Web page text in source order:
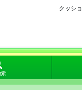
クッシ
索